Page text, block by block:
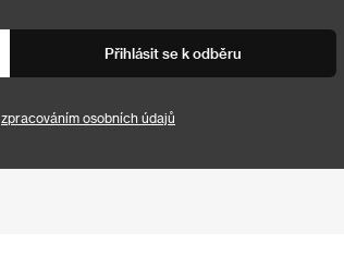
Přihlásit se k odběru
zpracováním osobních údajů